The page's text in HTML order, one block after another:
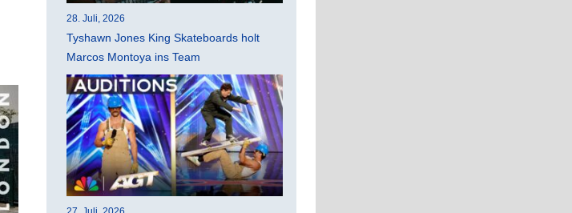
28. Juli, 2026
Tyshawn Jones King Skateboards holt
Marcos Montoya ins Team